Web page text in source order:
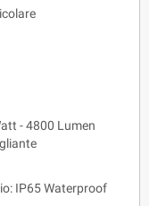
- 4800 Lumen
IP65 Waterproof